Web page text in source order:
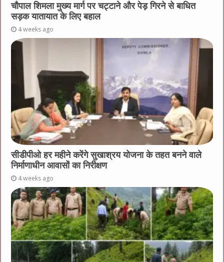
चौपाल शिमला मुख्य मार्ग पर चट्टाने और पेड़ गिरने से बाधित
सड़क यातायात के लिए बहाल
4 weeks ago
सीडीपीओ हर महीने करेंगे सुखाश्रय योजना के तहत बनने वाले
निर्माणाधीन आवासों का निरीक्षण
4 weeks ago